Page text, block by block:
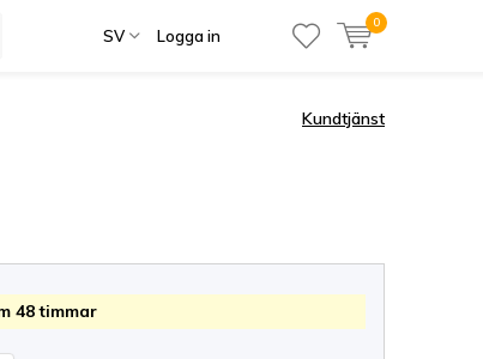
SV Logga in
0
Kundtjänst
48 timmar